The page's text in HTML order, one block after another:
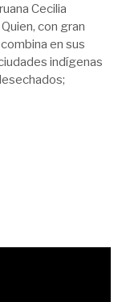
Cecilia
con gran
en sus
indígenas